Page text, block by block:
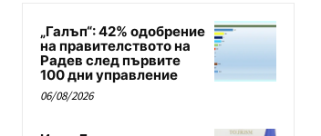
„Галъп“: 42% одобрение
на правителството на
Радев след първите
100 дни управление
06/08/2026